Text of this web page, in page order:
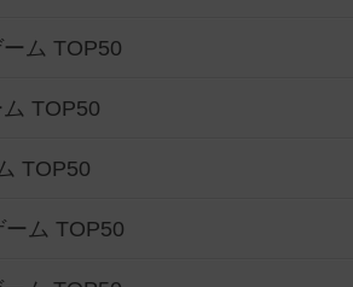
ム TOP50
TOP50
TOP50
ム TOP50